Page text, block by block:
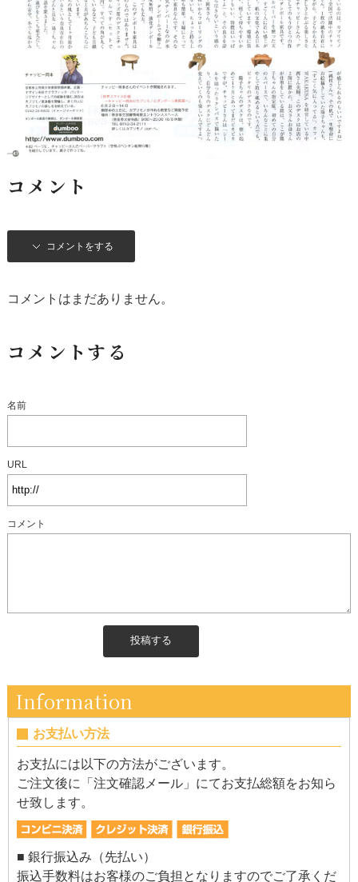
コメント
コメントをする
コメントはまだありません。
コメントする
名前
URL
コメント
Information
お支払い方法
お支払には以下の方法がございます。
ご注文後に「注文確認メール」にてお支払総額をお知ら
せ致します。
■ 銀行振込み（先払い）
振込手数料はお客様のご負担となりますのでご了承くだ